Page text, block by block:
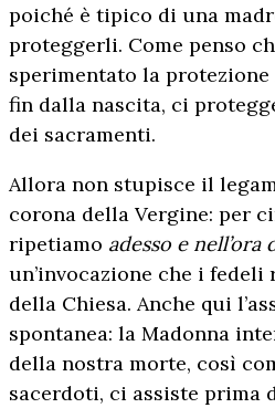
poiché è tipico di una
proteggerli. Come penso
sperimentato la protezione
fin dalla nascita, ci
dei sacramenti.
Allora non stupisce il
corona della Vergine: per
ripetiamo adesso e
un’invocazione che i
della Chiesa. Anche qui
spontanea: la Madonna
della nostra morte, così
sacerdoti, ci assiste prima